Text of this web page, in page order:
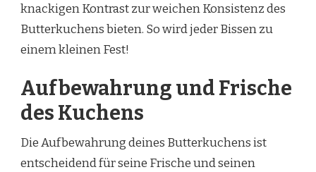
knackigen Kontrast zur weichen Konsistenz des
Butterkuchens bieten. So wird jeder Bissen zu
einem kleinen Fest!
Aufbewahrung und Frische
des Kuchens
Die Aufbewahrung deines Butterkuchens ist
entscheidend für seine Frische und seinen